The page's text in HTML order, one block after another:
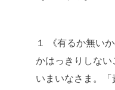
１ 《有るか無い
かはっきりしな
いまいなさま。